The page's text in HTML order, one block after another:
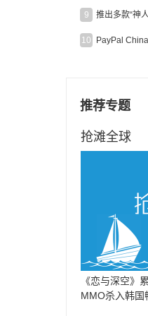
9
10
推荐专题
抢滩全球
《恋与深空》
MMO杀入韩国